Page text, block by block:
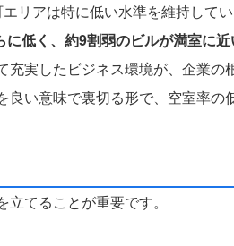
リアは特に低い水準を維持して
低く、約9割弱のビルが満室に近
実したビジネス環境が、企業
い意味で裏切る形で、空室率の
てることが重要です。